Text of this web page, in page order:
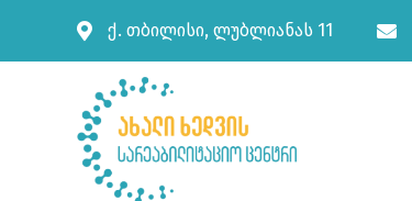
ქ. თბილისი, ლუბლიანას 11